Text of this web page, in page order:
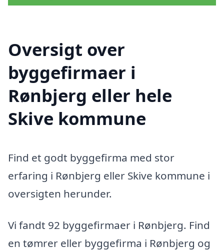
Oversigt over
byggefirmaer i
Rønbjerg eller hele
Skive kommune
Find et godt byggefirma med stor
erfaring i Rønbjerg eller Skive kommune i
oversigten herunder.
Vi fandt 92 byggefirmaer i Rønbjerg. Find
en tømrer eller byggefirma i Rønbjerg og